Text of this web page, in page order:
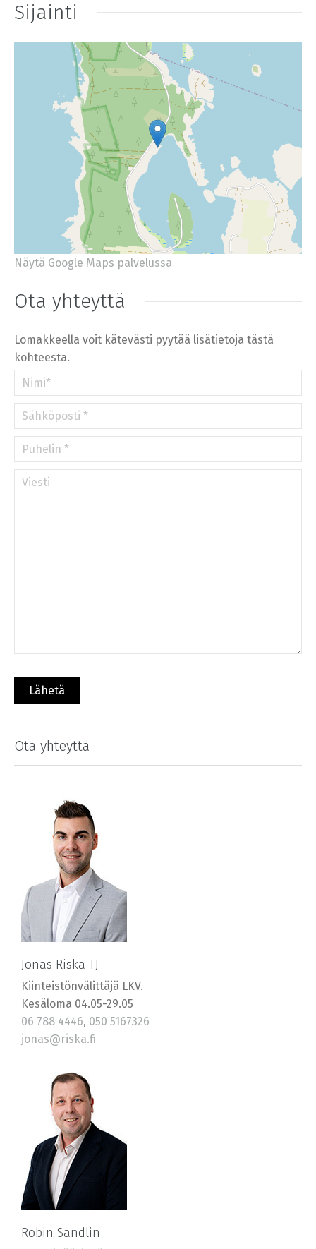
Sijainti
+
−
©OpenStreetMap contributors.
»
Näytä Google Maps palvelussa
Ota yhteyttä
Lomakkeella voit kätevästi pyytää lisätietoja tästä
kohteesta.
Ota yhteyttä
Jonas Riska TJ
Kiinteistönvälittäjä LKV.
Kesäloma 04.05-29.05
06 788 4446, 050 5167326
jonas@riska.fi
Robin Sandlin